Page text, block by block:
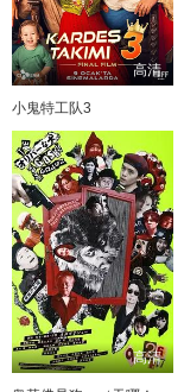
高清
小鬼特工队3
高清